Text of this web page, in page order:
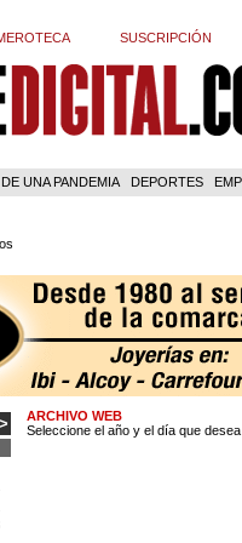
SUSCRIPCIÓN
UNA PANDEMIA DEPORTES
ARCHIVO WEB
Seleccione el año y el día que